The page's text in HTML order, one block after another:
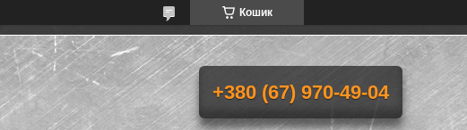
Кошик
+380 (67) 970-49-04